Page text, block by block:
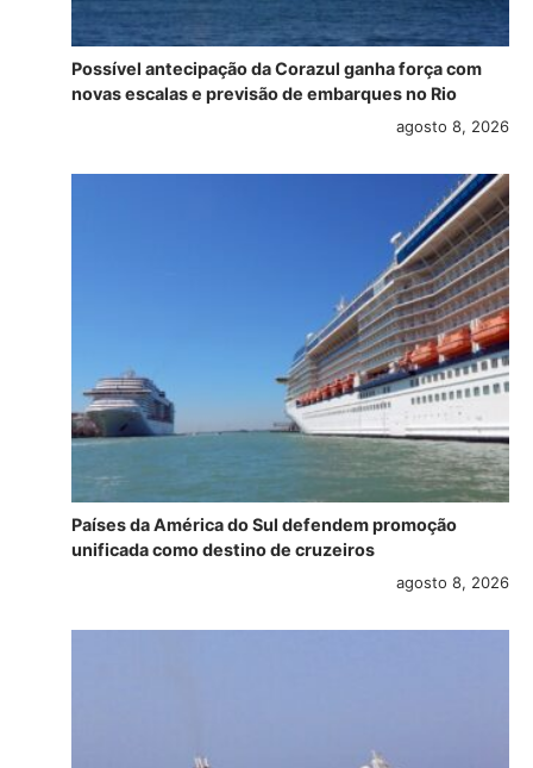
Possível antecipação da Corazul ganha força com
novas escalas e previsão de embarques no Rio
agosto 8, 2026
Países da América do Sul defendem promoção
unificada como destino de cruzeiros
agosto 8, 2026